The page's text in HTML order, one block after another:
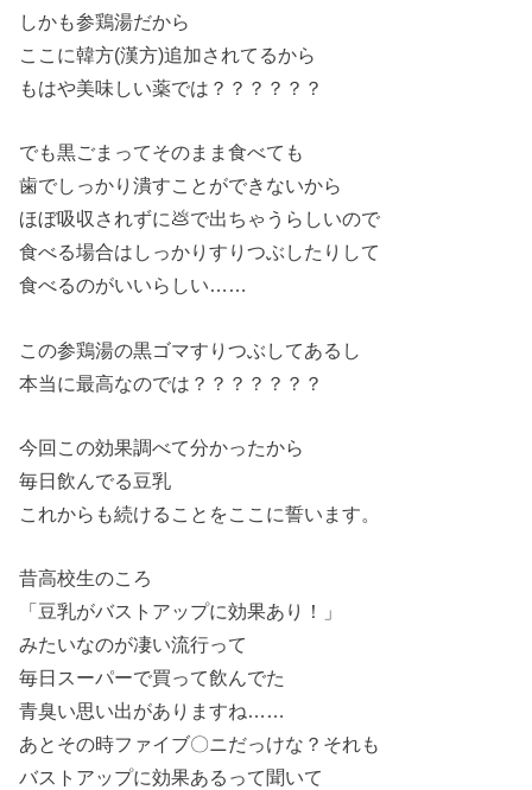
しかも参鶏湯だから
ここに韓方(漢方)追加されてるから
もはや美味しい薬では？？？？？？
でも黒ごまってそのまま食べても
歯でしっかり潰すことができないから
ほぼ吸収されずに💩で出ちゃうらしいので
食べる場合はしっかりすりつぶしたりして
食べるのがいいらしい……
この参鶏湯の黒ゴマすりつぶしてあるし
本当に最高なのでは？？？？？？？
今回この効果調べて分かったから
毎日飲んでる豆乳
これからも続けることをここに誓います。
昔高校生のころ
「豆乳がバストアップに効果あり！」
みたいなのが凄い流行って
毎日スーパーで買って飲んでた
青臭い思い出がありますね……
あとその時ファイブ〇ニだっけな？それも
バストアップに効果あるって聞いて